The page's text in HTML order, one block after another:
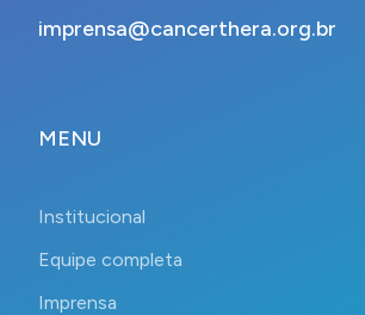
imprensa@cancerthera.org.br
MENU
Institucional
Equipe completa
Imprensa